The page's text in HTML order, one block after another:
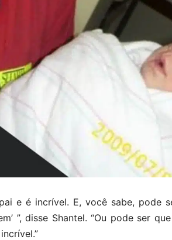
e é incrível. E, você sabe, pode
”, disse Shantel. “Ou pode ser